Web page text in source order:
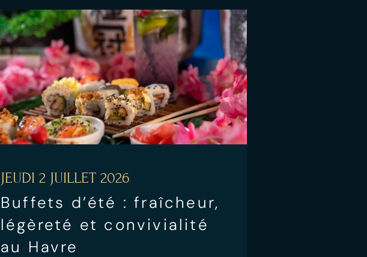
JEUDI 2 JUILLET 2026
Buffets d’été : fraîcheur,
légèreté et convivialité
au Havre